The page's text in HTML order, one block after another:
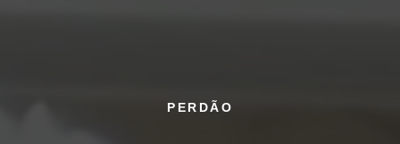
PERDÃO